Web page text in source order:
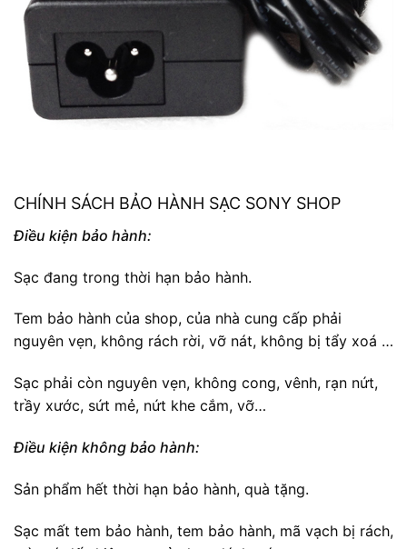
CHÍNH SÁCH BẢO HÀNH SẠC SONY SHOP
Điều kiện bảo hành:
Sạc đang trong thời hạn bảo hành.
Tem bảo hành của shop, của nhà cung cấp phải
nguyên vẹn, không rách rời, vỡ nát, không bị tẩy xoá …
Sạc phải còn nguyên vẹn, không cong, vênh, rạn nứt,
trầy xước, sứt mẻ, nứt khe cắm, vỡ…
Điều kiện không bảo hành:
Sản phẩm hết thời hạn bảo hành, quà tặng.
Sạc mất tem bảo hành, tem bảo hành, mã vạch bị rách,